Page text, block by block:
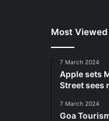
Most
7 March 2024
Apple sets
Street sees
7 March 2024
Goa